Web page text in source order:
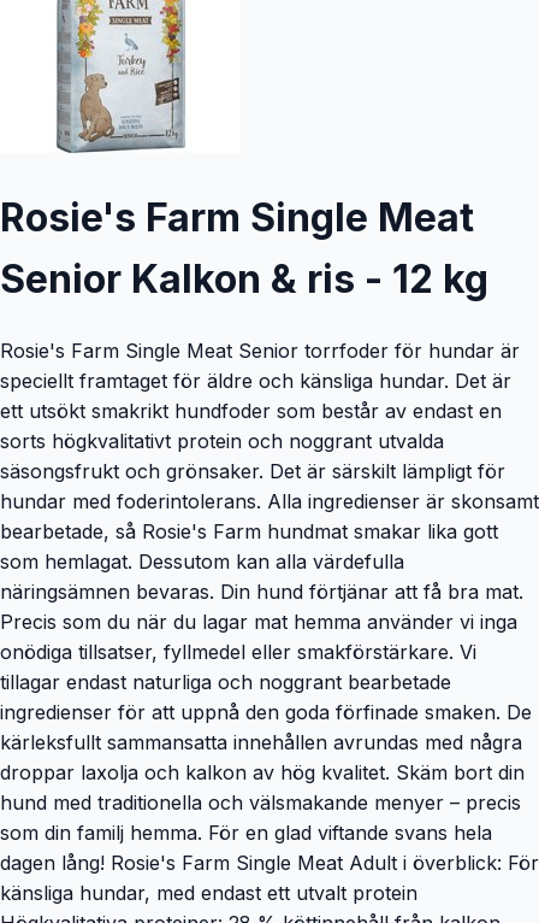
Rosie's Farm Single Meat
Senior Kalkon & ris - 12 kg
Rosie's Farm Single Meat Senior torrfoder för hundar är
speciellt framtaget för äldre och känsliga hundar. Det är
ett utsökt smakrikt hundfoder som består av endast en
sorts högkvalitativt protein och noggrant utvalda
säsongsfrukt och grönsaker. Det är särskilt lämpligt för
hundar med foderintolerans. Alla ingredienser är skonsamt
bearbetade, så Rosie's Farm hundmat smakar lika gott
som hemlagat. Dessutom kan alla värdefulla
näringsämnen bevaras. Din hund förtjänar att få bra mat.
Precis som du när du lagar mat hemma använder vi inga
onödiga tillsatser, fyllmedel eller smakförstärkare. Vi
tillagar endast naturliga och noggrant bearbetade
ingredienser för att uppnå den goda förfinade smaken. De
kärleksfullt sammansatta innehållen avrundas med några
droppar laxolja och kalkon av hög kvalitet. Skäm bort din
hund med traditionella och välsmakande menyer – precis
som din familj hemma. För en glad viftande svans hela
dagen lång! Rosie's Farm Single Meat Adult i överblick: För
känsliga hundar, med endast ett utvalt protein